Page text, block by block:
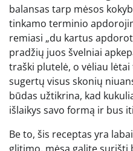
balansas tarp mėsos
tinkamo terminio
remiasi „du kartus
pradžių juos švelniai
traški plutelė, o vėliau
sugertų visus skonių
būdas užtikrina, kad
išlaikys savo formą ir bus
Be to, šis receptas yra